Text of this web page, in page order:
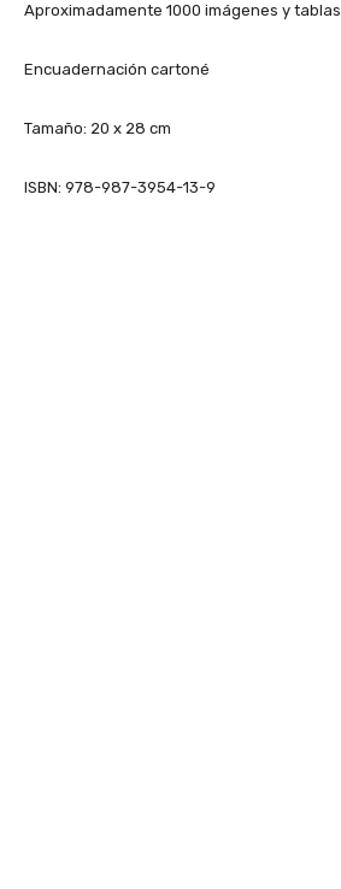
Aproximadamente 1000 imágenes y tablas
Encuadernación cartoné
Tamaño: 20 x 28 cm
ISBN: 978-987-3954-13-9